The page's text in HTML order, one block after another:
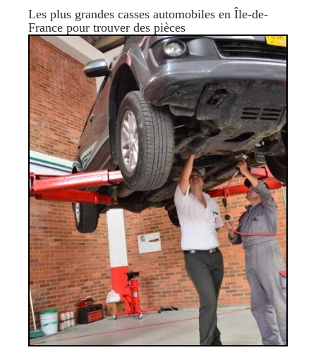
Les plus grandes casses automobiles en Île-de-
France pour trouver des pièces